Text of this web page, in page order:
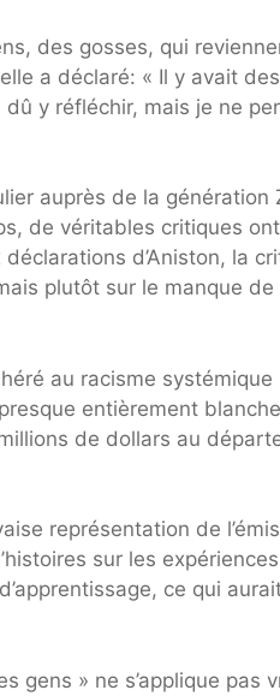
des gosses, qui
a déclaré: « Il y avait
y réfléchir, mais je ne
auprès de la génération
de véritables critiques
d’Aniston, la
plutôt sur le manque
au racisme systémique
entièrement
de dollars au
représentation de
sur les expériences
ce qui
gens » ne s’applique pas